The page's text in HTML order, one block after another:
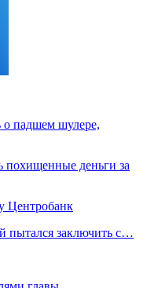
о падшем шулере,
похищенные деньги за
Центробанк
пытался заключить с…